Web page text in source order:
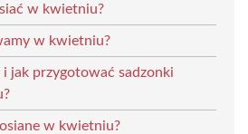
siać w kwietniu?
w kwietniu?
jak przygotować sadzonki
w kwietniu?